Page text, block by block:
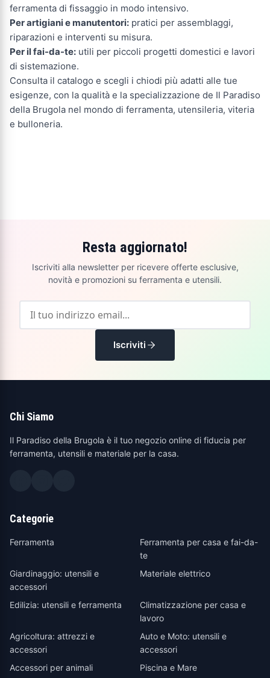
ferramenta di fissaggio in modo intensivo.
Per artigiani e manutentori: pratici per assemblaggi,
riparazioni e interventi su misura.
Per il fai-da-te: utili per piccoli progetti domestici e lavori
di sistemazione.
Consulta il catalogo e scegli i chiodi più adatti alle tue
esigenze, con la qualità e la specializzazione de Il Paradiso
della Brugola nel mondo di ferramenta, utensileria, viteria
e bulloneria.
Resta aggiornato!
Iscriviti alla newsletter per ricevere offerte esclusive,
novità e promozioni su ferramenta e utensili.
Iscriviti
Chi Siamo
Il Paradiso della Brugola è il tuo negozio online di fiducia per
ferramenta, utensili e materiale per la casa.
Categorie
Ferramenta
Ferramenta per casa e fai-da-
te
Giardinaggio: utensili e
accessori
Materiale elettrico
Edilizia: utensili e ferramenta
Climatizzazione per casa e
lavoro
Agricoltura: attrezzi e
accessori
Auto e Moto: utensili e
accessori
Accessori per animali
Piscina e Mare